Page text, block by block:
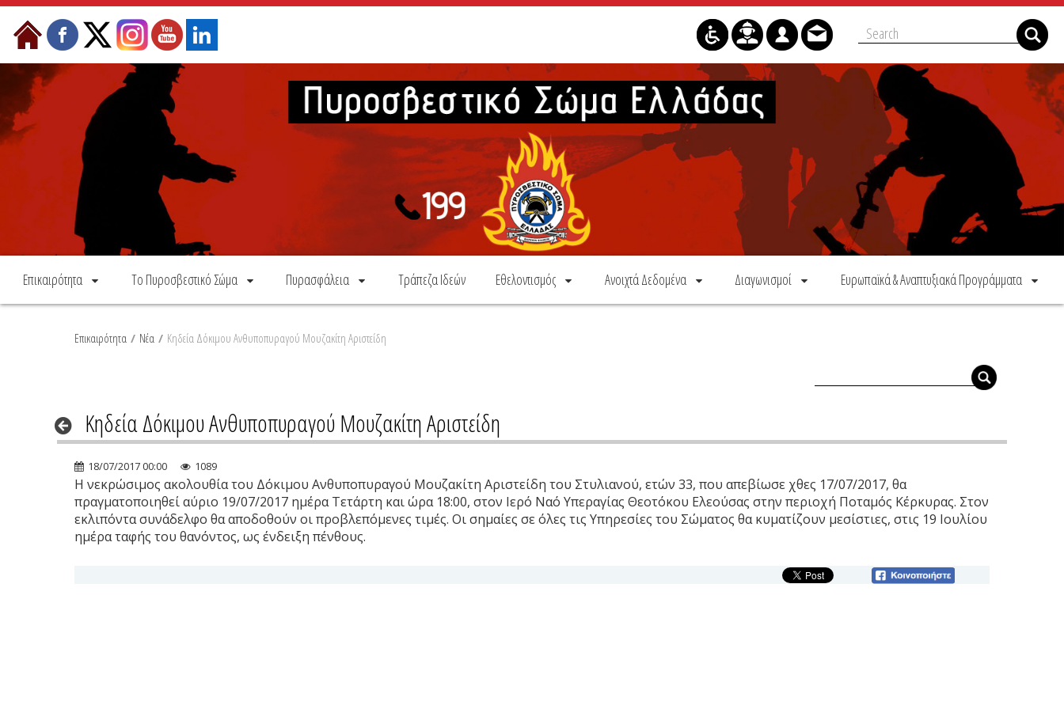
Skip to Content
Επικαιρότητα Το Πυροσβεστικό Σώμα Πυρασφάλεια Τράπεζα Ιδεών Εθελοντισμός Ανοιχτά Δεδομένα Διαγωνισμοί Ευρωπαϊκά & Αναπτυξιακά Προγράμματα
Επικαιρότητα / Νέα / Κηδεία Δόκιμου Ανθυποπυραγού Μουζακίτη Αριστείδη
Κηδεία Δόκιμου Ανθυποπυραγού Μουζακίτη Αριστείδη
18/07/2017 00:00 1089
Η νεκρώσιμος ακολουθία του Δόκιμου Ανθυποπυραγού Μουζακίτη Αριστείδη του Στυλιανού, ετών 33, που απεβίωσε χθες 17/07/2017, θα
πραγματοποιηθεί αύριο 19/07/2017 ημέρα Τετάρτη και ώρα 18:00, στον Ιερό Ναό Υπεραγίας Θεοτόκου Ελεούσας στην περιοχή Ποταμός Κέρκυρας. Στον
εκλιπόντα συνάδελφο θα αποδοθούν οι προβλεπόμενες τιμές. Οι σημαίες σε όλες τις Υπηρεσίες του Σώματος θα κυματίζουν μεσίστιες, στις 19 Ιουλίου
ημέρα ταφής του θανόντος, ως ένδειξη πένθους.